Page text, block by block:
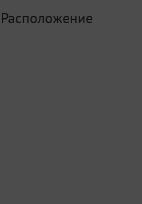
Расположение